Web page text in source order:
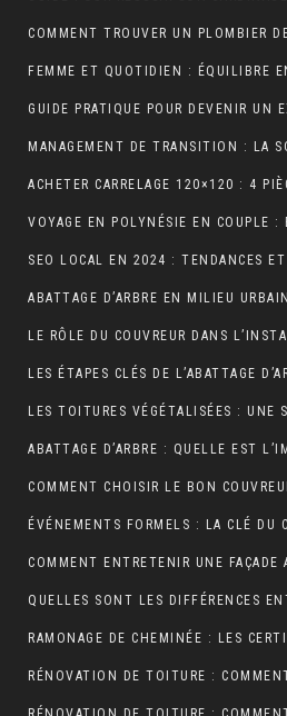
ACHETER CARRELAGE 120×120 : 4
SEO LOCAL EN 2024 : TENDANCES ET
ÉVÉNEMENTS FORMELS : LA CLÉ DU